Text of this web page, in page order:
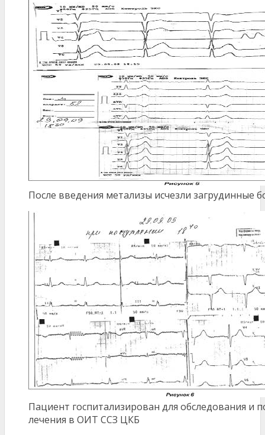
После введения метализы исчезли загрудинные
Пациент госпитализирован для обследования и
лечения в ОИТ ССЗ ЦКБ